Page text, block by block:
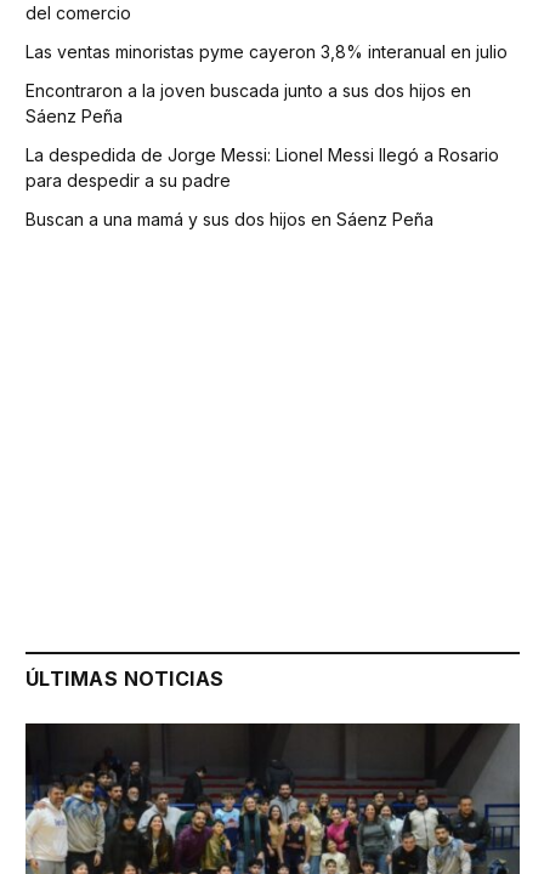
del comercio
Las ventas minoristas pyme cayeron 3,8% interanual en julio
Encontraron a la joven buscada junto a sus dos hijos en
Sáenz Peña
La despedida de Jorge Messi: Lionel Messi llegó a Rosario
para despedir a su padre
Buscan a una mamá y sus dos hijos en Sáenz Peña
ÚLTIMAS NOTICIAS